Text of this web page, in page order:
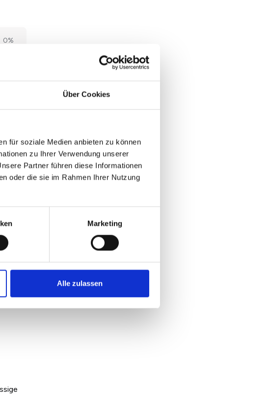
Über Cookies
für soziale Medien anbieten zu können
zu Ihrer Verwendung unserer
Partner führen diese Informationen
oder die sie im Rahmen Ihrer Nutzung
Marketing
Alle zulassen